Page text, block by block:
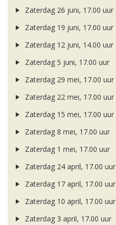
Zaterdag 26 juni, 17.00 uur
Zaterdag 19 juni, 17.00 uur
Zaterdag 12 juni, 14.00 uur
Zaterdag 5 juni, 17.00 uur
Zaterdag 29 mei, 17.00 uur
Zaterdag 22 mei, 17.00 uur
Zaterdag 15 mei, 17.00 uur
Zaterdag 8 mei, 17.00 uur
Zaterdag 1 mei, 17.00 uur
Zaterdag 24 april, 17.00 uur
Zaterdag 17 april, 17.00 uur
Zaterdag 10 april, 17.00 uur
Zaterdag 3 april, 17.00 uur